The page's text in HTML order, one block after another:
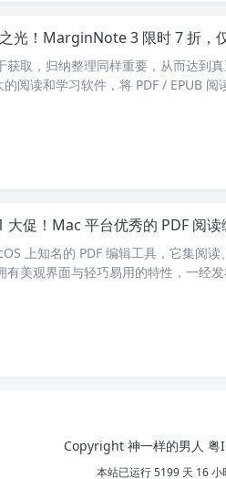
光！MarginNote 3 限时 7 折，
获取，归纳整理同样重要，从而达到
阅读和学习软件，将 PDF / EPUB 阅
促！Mac 平台优秀的 PDF 阅读编辑工具 PDF
上知名的 PDF 编辑工具，它集阅
有美观界面与轻巧易用的特性，一经
Copyright 神一样的男人 粤
本站已运行 5199 天 16 小